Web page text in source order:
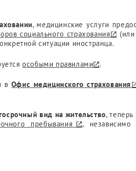
, медицинские услуги
социального страхования
ситуации иностранца.
особыми правилами .
в Офис медицинского страхования
вид на жительство, теперь
пребывания
,